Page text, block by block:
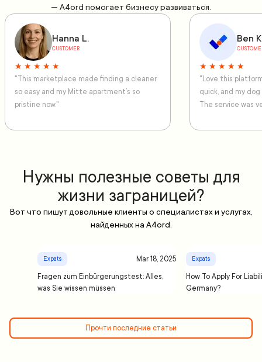
— A4ord помогает бизнесу развиваться.
Hanna L.
CUSTOMER
★ ★ ★ ★ ★
"This marketplace made finding a cleaner
so easy and my Mitte apartment’s so
pristine now."
Ben
★ ★ ★ ★ ★
"Love this
quick, and my
The service was
Нужны полезные советы для
жизни заграницей?
Вот что пишут довольные клиенты о специалистах и услугах,
найденных на A4ord.
Expats Mar 18, 2025
Fragen zum Einbürgerungstest: Alles,
was Sie wissen müssen
Expats
How To Apply For
Germany?
Прочти последние статьи